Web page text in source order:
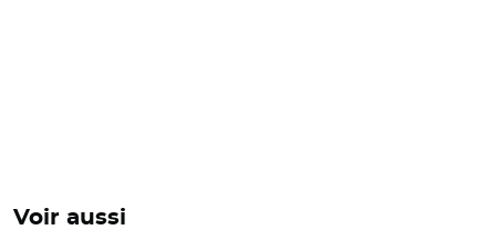
Voir aussi